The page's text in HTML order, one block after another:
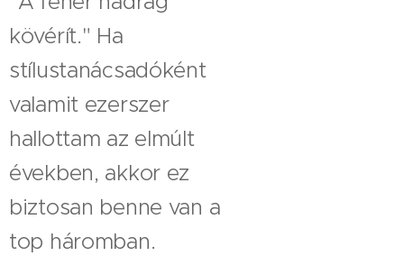
kövérít." Ha
stílustanácsadóként
valamit ezerszer
hallottam az elmúlt
években, akkor ez
biztosan benne van a
top háromban.